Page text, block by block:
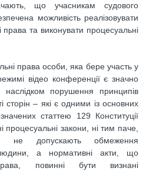
що учасникам судового
можливість реалізовувати
права та виконувати процесуальні
права особи, яка бере участь у
відео конференції є значно
порушення принципів
сторін – які є одними із основних
статтею 129 Конституції
процесуальні закони, ні тим паче,
не допускають обмеження
а нормативні акти, що
повинні бути визнані